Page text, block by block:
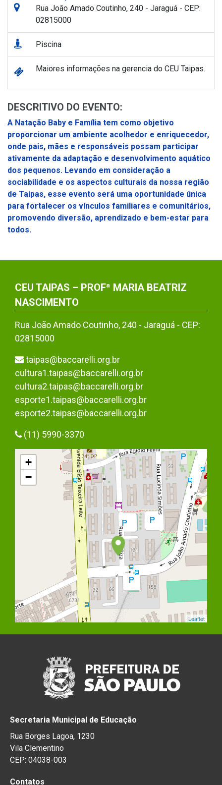
Rua João Amado Coutinho, 240 - Jaraguá - CEP:
02815000
Piscina
Maiores informações na gerencia do CEU Taipas.
DESCRITIVO DO EVENTO:
A Natação Baby e Família tem como objetivo
proporcionar um ambiente acolhedor e enriquecedor,
onde pais, mães e responsáveis possam participar
ativamente da adaptação e desenvolvimento aquático
dos pequenos. Levando em consideração a
sociabilidade e os aspectos culturais da nossa região
de Taipas, esse evento será uma oportunidade única
para fortalecer os vínculos familiares e comunitários,
promovendo diversão, aprendizado e bem-estar para
todos.
CEU TAIPAS – PROFª MARIA BEATRIZ
NASCIMENTO
Rua João Amado Coutinho, 240 - Jaraguá - CEP:
02815000
taipas@baccarelli.org.br
cultura1.taipas@baccarelli.org.br
cultura2.taipas@baccarelli.org.br
esporte1.taipas@baccarelli.org.br
esporte2.taipas@baccarelli.org.br
(11) 5990-3370
+
−
Leaflet
Secretaria Municipal de Educação
Rua Borges Lagoa, 1230
Vila Clementino
CEP: 04038-003
Contatos